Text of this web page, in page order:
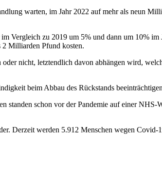
warten, im Jahr 2022 auf mehr als neun
Vergleich zu 2019 um 5% und dann um 10%
2 Milliarden Pfund kosten.
nicht, letztendlich davon abhängen wird,
beim Abbau des Rückstands
schon vor der Pandemie auf einer NHS-
Derzeit werden 5.912 Menschen wegen